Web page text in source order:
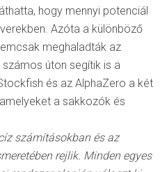
hogy mennyi potenciál
Azóta a különböző
meghaladták az
úton segítik is a
és az AlphaZero a két
a sakkozók és
számításokban és az
rejlik. Minden egyes